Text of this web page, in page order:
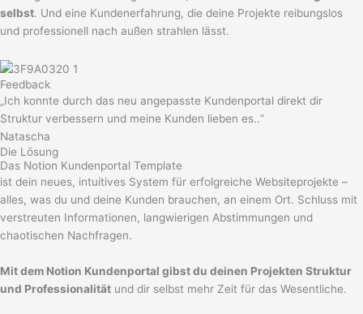
selbst. Und eine Kundenerfahrung, die deine Projekte reibungslos
und professionell nach außen strahlen lässt.
Feedback
„Ich konnte durch das neu angepasste Kundenportal direkt dir
Struktur verbessern und meine Kunden lieben es..“
Natascha
Die Lösung
Das Notion Kundenportal Template
ist dein neues, intuitives System für erfolgreiche Websiteprojekte –
alles, was du und deine Kunden brauchen, an einem Ort. Schluss mit
verstreuten Informationen, langwierigen Abstimmungen und
chaotischen Nachfragen.
Mit dem Notion Kundenportal gibst du deinen Projekten Struktur
und Professionalität und dir selbst mehr Zeit für das Wesentliche.